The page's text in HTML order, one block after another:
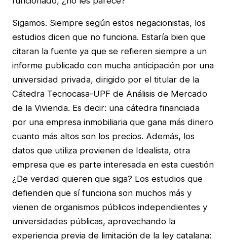
Sigamos. Siempre según estos negacionistas, los
estudios dicen que no funciona. Estaría bien que
citaran la fuente ya que se refieren siempre a un
informe publicado con mucha anticipación por una
universidad privada, dirigido por el titular de la
Cátedra Tecnocasa-UPF de Análisis de Mercado
de la Vivienda. Es decir: una cátedra financiada
por una empresa inmobiliaria que gana más dinero
cuanto más altos son los precios. Además, los
datos que utiliza provienen de Idealista, otra
empresa que es parte interesada en esta cuestión
¿De verdad quieren que siga? Los estudios que
defienden que sí funciona son muchos más y
vienen de organismos públicos independientes y
universidades públicas, aprovechando la
experiencia previa de limitación de la ley catalana: